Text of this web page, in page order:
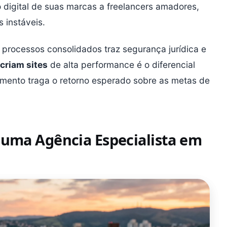
de suas marcas a freelancers amadores,
instáveis.
consolidados traz segurança jurídica e
sites de alta performance é o diferencial
traga o retorno esperado sobre as metas de
Agência Especialista em